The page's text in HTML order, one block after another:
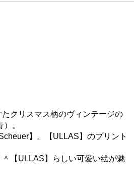
たクリスマス柄のヴィンテージの
。
】。【ULLAS】のプリント
＾【ULLAS】らしい可愛い絵が魅